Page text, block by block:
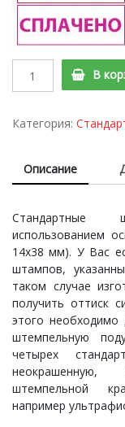
штамп
"ПОГАШЕНО"
В
Категория:
Описание
Стандартные
использованием
14х38 мм). У Вас
штампов,
таком случае
получить оттиск
этого необходимо
штемпельную
четырех
неокрашенную,
штемпельной
например